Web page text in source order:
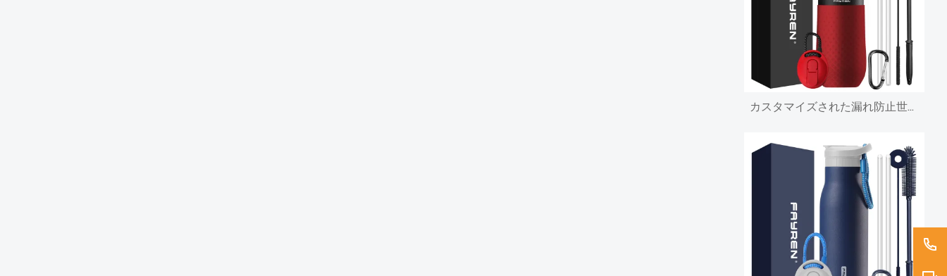
カスタマイズされた漏れ防止世界的なステンレス鋼トリプル真空断熱 セロム 二重壁断熱スポーツウォーターボトル